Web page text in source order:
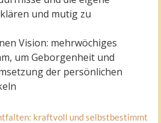
und mutig zu
Vision: mehrwöchiges
um Geborgenheit und
der persönlichen
kraftvoll und selbstbestimmt